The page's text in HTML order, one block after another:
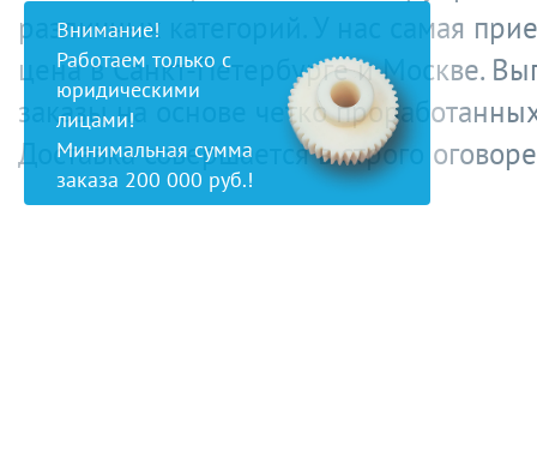
различных категорий. У нас самая
цена в Санкт-Петербурге и Москве.
заказы на основе четко
Доставка совершается в строго
Внимание!
Работаем только с
юридическими
лицами!
Минимальная сумма
заказа 200 000 руб.!